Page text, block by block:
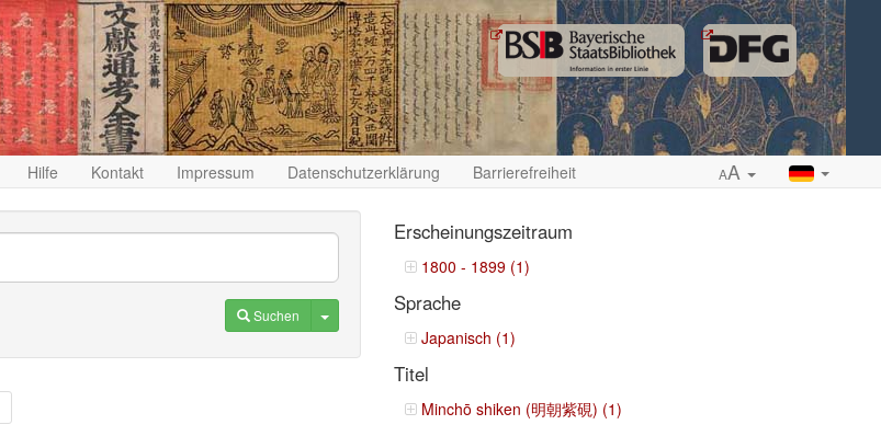
Hilfe Kontakt Impressum Datenschutzerklärung Barrierefreiheit AA
Suchen Toggle Dropdown
Erscheinungszeitraum
1800 - 1899 (1)
Sprache
Japanisch (1)
Titel
Minchō shiken (明朝紫硯) (1)